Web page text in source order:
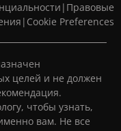
| Правовые
| Cookie Preferences
целей и не должен
чтобы узнать,
вам. Не все